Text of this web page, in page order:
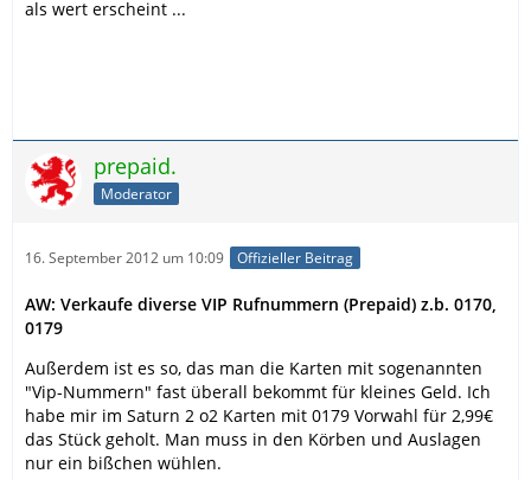
als wert erscheint ...
prepaid.
Moderator
16. September 2012 um 10:09 Offizieller Beitrag
AW: Verkaufe diverse VIP Rufnummern (Prepaid) z.b. 0170,
0179
Außerdem ist es so, das man die Karten mit sogenannten
"Vip-Nummern" fast überall bekommt für kleines Geld. Ich
habe mir im Saturn 2 o2 Karten mit 0179 Vorwahl für 2,99€
das Stück geholt. Man muss in den Körben und Auslagen
nur ein bißchen wühlen.